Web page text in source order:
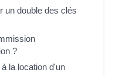
un double des clés
?
la location d'un